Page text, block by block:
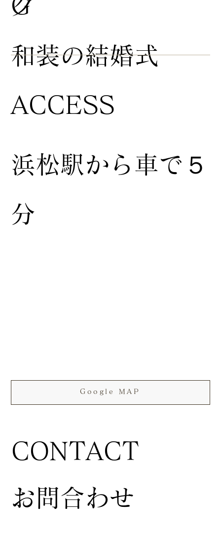
グ
​和装の結婚式
G
お問合わせ
浜松駅から車で５
分
ACCESS
Google MAP
CONTACT